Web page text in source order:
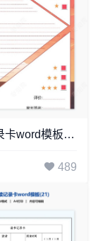
阅读记录卡word模板(16)
489